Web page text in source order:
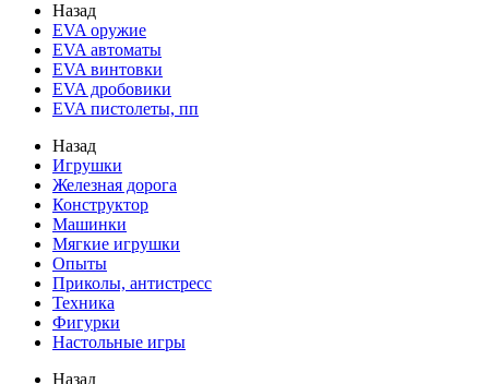
Назад
EVA оружие
EVA автоматы
EVA винтовки
EVA дробовики
EVA пистолеты, пп
Назад
Игрушки
Железная дорога
Конструктор
Машинки
Мягкие игрушки
Опыты
Приколы, антистресс
Техника
Фигурки
Настольные игры
Назад